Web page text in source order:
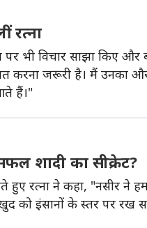
रत्ना
पर भी विचार साझा किए
करना जरूरी है। मैं उनका
हैं।"
शादी का सीक्रेट?
रत्ना ने कहा, "नसीर ने
को इंसानों के स्तर पर